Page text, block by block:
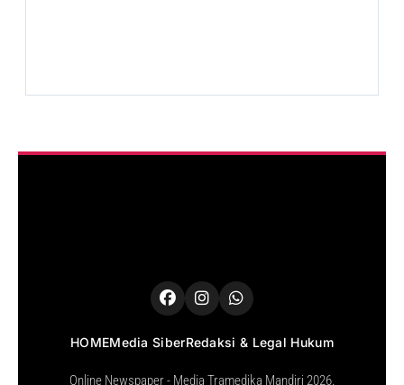
HOMEMedia SiberRedaksi & Legal Hukum
Online Newspaper - Media Tramedika Mandiri 2026.